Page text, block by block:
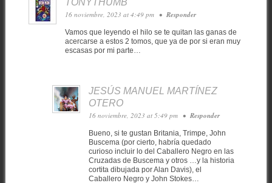
TONYTHUMB
16 noviembre, 2023 at 4:49 pm • Responder
Vamos que leyendo el hilo se te quitan las ganas de
acercarse a estos 2 tomos, que ya de por si eran muy
escasas por mi parte…
JESÚS MANUEL MARTÍNEZ
OTERO
16 noviembre, 2023 at 5:49 pm • Responder
Bueno, si te gustan Britania, Trimpe, John
Buscema (por cierto, habría quedado
curioso incluir lo del Caballero Negro en las
Cruzadas de Buscema y otros …y la historia
cortita dibujada por Alan Davis), el
Caballero Negro y John Stokes…